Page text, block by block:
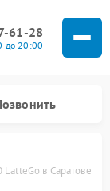
61-28
до 20:00
в Саратове